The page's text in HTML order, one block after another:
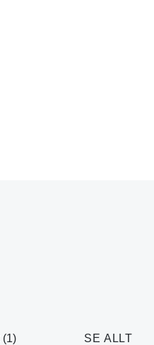
(1) SE ALLT